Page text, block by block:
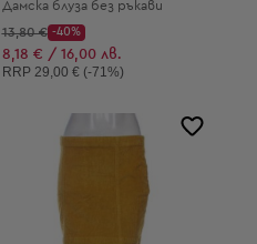
Дамска блуза без ръкави
Начална цена:
13,80 €
Discount Price:
-40%
Намалена цена:
8,18 € / 16,00 лв.
Препоръчителна цена:
RRP 29,00 € (-71%)